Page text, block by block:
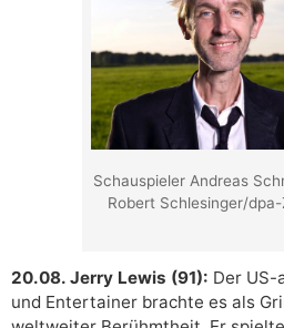
Schauspieler Andreas
Robert Schlesinger/
20.08. Jerry Lewis (91): Der US-
und Entertainer brachte es als